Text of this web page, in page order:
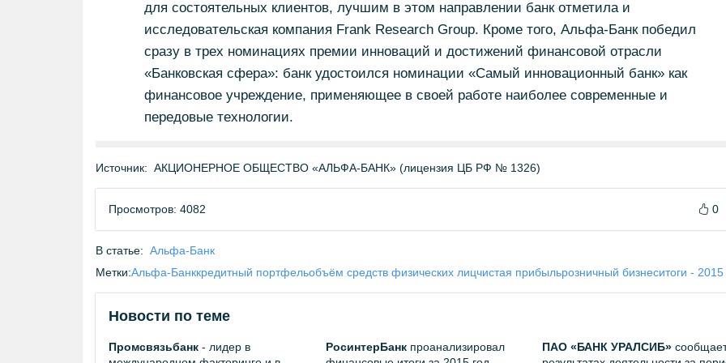
для состоятельных клиентов, лучшим в этом направлении банк отметила и
исследовательская компания Frank Research Group. Кроме того, Альфа-Банк победил
сразу в трех номинациях премии инноваций и достижений финансовой отрасли
«Банковская сфера»: банк удостоился номинации «Самый инновационный банк» как
финансовое учреждение, применяющее в своей работе наиболее современные и
передовые технологии.
Источник: АКЦИОНЕРНОЕ ОБЩЕСТВО «АЛЬФА-БАНК» (лицензия ЦБ РФ № 1326)
Просмотров: 4082 0
В статье: Альфа-Банк
Метки:Альфа-Банккредитный портфельобъём средств физических лицчистая прибыльрозничный бизнеситоги - 2015
Новости по теме
Промсвязьбанк - лидер в
РосинтерБанкпроанализировал
ПАО «БАНК УРАЛСИБ»